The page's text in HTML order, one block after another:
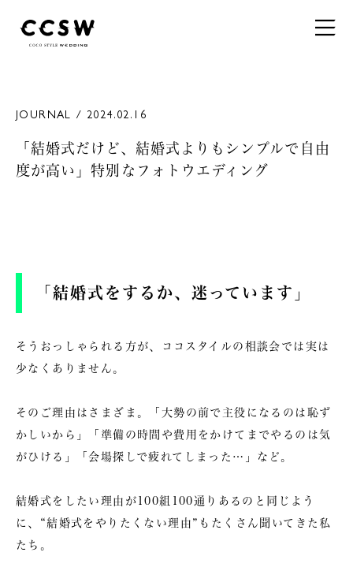
JOURNAL / 2024.02.16
「結婚式だけど、結婚式よりもシンプルで自由
度が高い」特別なフォトウエディング
「結婚式をするか、迷っています」
そうおっしゃられる方が、ココスタイルの相談会では実は
少なくありません。
そのご理由はさまざま。「大勢の前で主役になるのは恥ず
かしいから」「準備の時間や費用をかけてまでやるのは気
がひける」「会場探しで疲れてしまった…」など。
結婚式をしたい理由が100組100通りあるのと同じよう
に、“結婚式をやりたくない理由”もたくさん聞いてきた私
たち。